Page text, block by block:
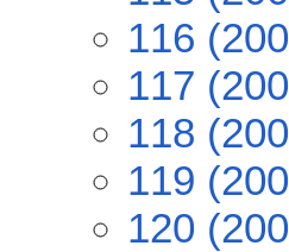
116
117
118
119
120